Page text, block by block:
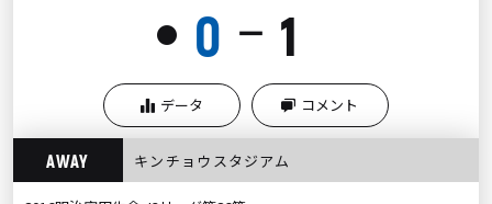
● 0 ー 1
データ コメント
AWAY キンチョウスタジアム